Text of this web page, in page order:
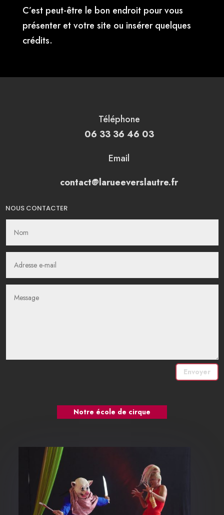
C’est peut-être le bon endroit pour vous
présenter et votre site ou insérer quelques
crédits.
Téléphone
06 33 36 46 03
Email
contact@larueeverslautre.fr
NOUS CONTACTER
Envoyer
Notre école de cirque